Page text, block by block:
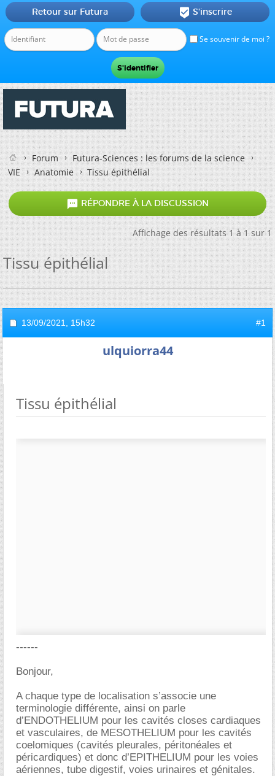
Se souvenir de moi ?
Retour sur Futura  S'inscrire
Forum
Futura-Sciences : les forums de la science
VIE
Anatomie Tissu épithélial
 RÉPONDRE À LA DISCUSSION
Affichage des résultats 1 à 1 sur 1
Tissu épithélial
13/09/2021, 15h32 #1
ulquiorra44
Tissu épithélial
------
Bonjour,
A chaque type de localisation s’associe une
terminologie différente, ainsi on parle
d’ENDOTHELIUM pour les cavités closes cardiaques
et vasculaires, de MESOTHELIUM pour les cavités
coelomiques (cavités pleurales, péritonéales et
péricardiques) et donc d’EPITHELIUM pour les voies
aériennes, tube digestif, voies urinaires et génitales.